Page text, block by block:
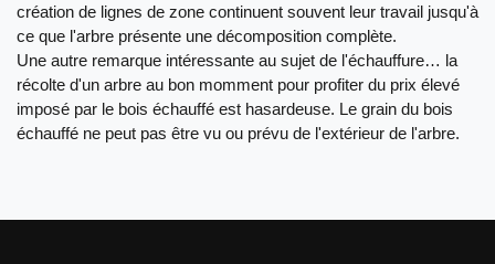
création de lignes de zone continuent souvent leur travail jusqu'à
ce que l'arbre présente une décomposition complète.
Une autre remarque intéressante au sujet de l'échauffure… la
récolte d'un arbre au bon momment pour profiter du prix élevé
imposé par le bois échauffé est hasardeuse. Le grain du bois
échauffé ne peut pas être vu ou prévu de l'extérieur de l'arbre.